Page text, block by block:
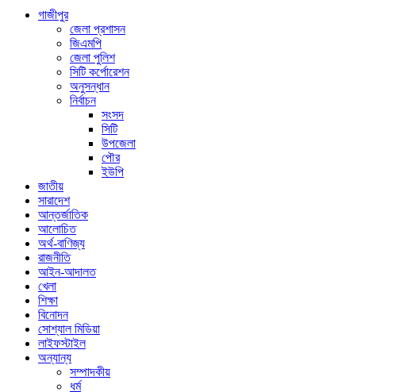
গাজীপুর
জেলা প্রশাসন
জিএমপি
জেলা পুলিশ
সিটি কর্পোরেশন
অনুসন্ধান
নির্বাচন
সংসদ
সিটি
উপজেলা
পৌর
ইউপি
জাতীয়
সারাদেশ
আন্তর্জাতিক
আলোচিত
অর্থ-বাণিজ্য
রাজনীতি
আইন-আদালত
খেলা
শিক্ষা
বিনোদন
সোশ্যাল মিডিয়া
লাইফস্টাইল
অন্যান্য
সম্পাদকীয়
ধর্ম